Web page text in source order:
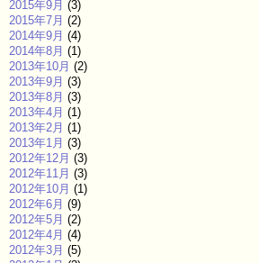
2015年9月 (3)
2015年7月 (2)
2014年9月 (4)
2014年8月 (1)
2013年10月 (2)
2013年9月 (3)
2013年8月 (3)
2013年4月 (1)
2013年2月 (1)
2013年1月 (3)
2012年12月 (3)
2012年11月 (3)
2012年10月 (1)
2012年6月 (9)
2012年5月 (2)
2012年4月 (4)
2012年3月 (5)